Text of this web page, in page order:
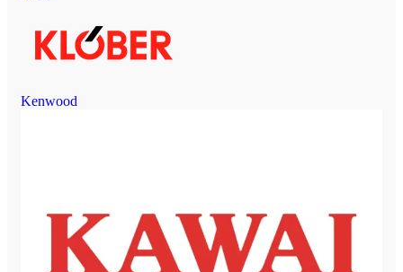
Kenwood